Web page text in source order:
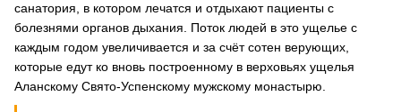
санатория, в котором лечатся и отдыхают пациенты с
болезнями органов дыхания. Поток людей в это ущелье с
каждым годом увеличивается и за счёт сотен верующих,
которые едут ко вновь построенному в верховьях ущелья
Аланскому Свято-Успенскому мужскому монастырю.